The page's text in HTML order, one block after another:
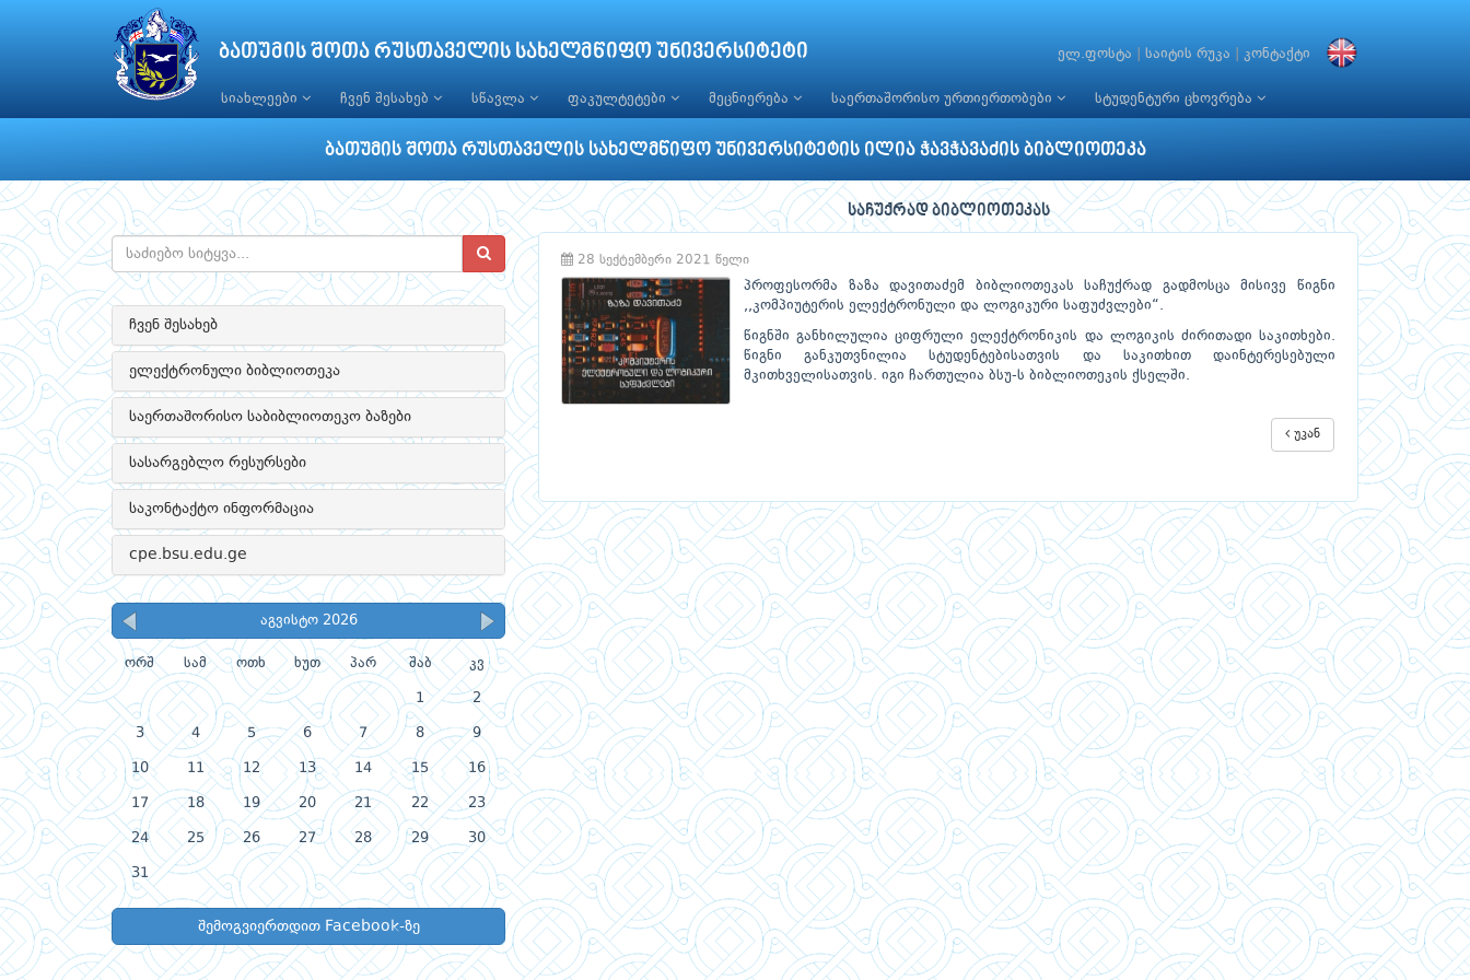
ბათუმის შოთა რუსთაველის სახელმწიფო უნივერსიტეტი ელ.ფოსტა საიტის რუკა კონტაქტი
სიახლეები ჩვენ შესახებ სწავლა ფაკულტეტები მეცნიერება საერთაშორისო ურთიერთობები სტუდენტური ცხოვრება
ბათუმის შოთა რუსთაველის სახელმწიფო უნივერსიტეტის ილია ჭავჭავაძის ბიბლიოთეკა
ჩვენ შესახებ
ელექტრონული ბიბლიოთეკა
საერთაშორისო საბიბლიოთეკო ბაზები
სასარგებლო რესურსები
საკონტაქტო ინფორმაცია
cpe.bsu.edu.ge
აგვისტო 2026
ორშ სამ ოთხ ხუთ პარ შაბ კვ
1 2
3 4 5 6 7 8 9
10 11 12 13 14 15 16
17 18 19 20 21 22 23
24 25 26 27 28 29 30
31
შემოგვიერთდით Facebook-ზე
საჩუქრად ბიბლიოთეკას
28 სექტემბერი 2021 წელი
პროფესორმა ზაზა დავითაძემ ბიბლიოთეკას საჩუქრად გადმოსცა მისივე წიგნი
,,კომპიუტერის ელექტრონული და ლოგიკური საფუძვლები“.
წიგნში განხილულია ციფრული ელექტრონიკის და ლოგიკის ძირითადი საკითხები.
წიგნი განკუთვნილია სტუდენტებისათვის და საკითხით დაინტერესებული
მკითხველისათვის. იგი ჩართულია ბსუ-ს ბიბლიოთეკის ქსელში.
უკან